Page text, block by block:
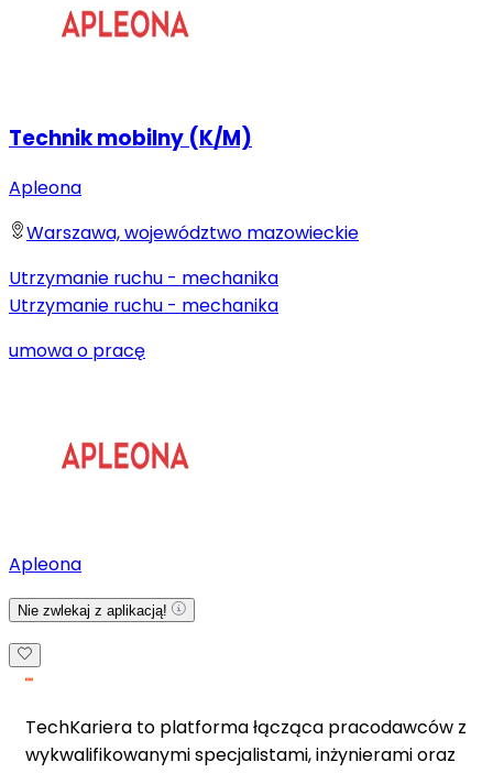
Technik mobilny (K/M)
Apleona
Warszawa, województwo mazowieckie
Utrzymanie ruchu - mechanika
Utrzymanie ruchu - mechanika
umowa o pracę
Apleona
Nie zwlekaj z aplikacją!
TechKariera to platforma łącząca pracodawców z
wykwalifikowanymi specjalistami, inżynierami oraz